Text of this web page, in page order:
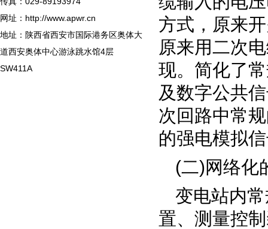
网址：http://www.apwr.cn
地址：陕西省西安市国际港务区奥体大
道西安奥体中心游泳跳水馆4层
SW411A
方式，原来
原来用二次
现。简化了
及数字公共
次回路中常
的强电模拟
(二)网络化
变电站内
置、测量控